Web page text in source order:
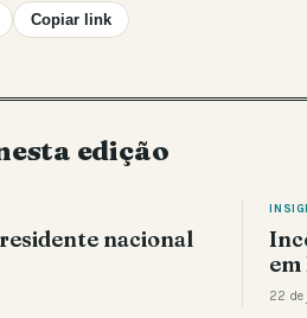
Copiar link
edição
nacional
22 de